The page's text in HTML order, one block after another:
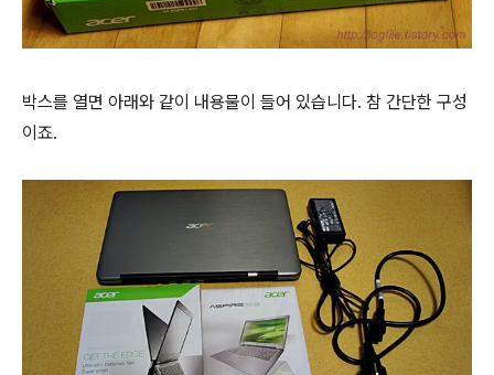
박스를 열면 아래와 같이 내용물이 들어 있습니다. 참 간단한 구성
이죠.